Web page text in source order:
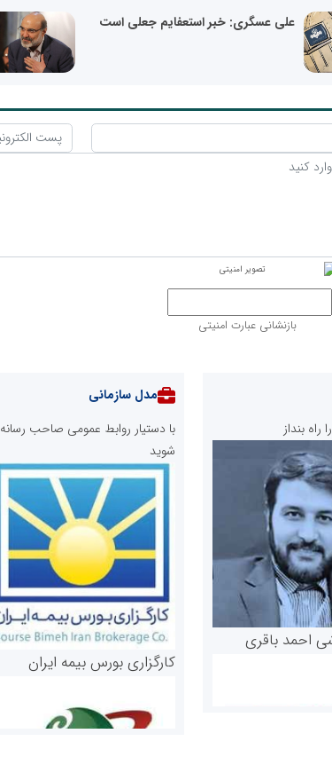
علی عسگری: خبر استعفایم جعلی است
بازنشانی عبارت امنیتی
راه بنداز
احمد باقری
مدل سازمانی
با دستیار روابط عمومی صاحب رسانه
شوید
کارگزاری بورس بیمه ایران